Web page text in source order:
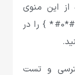
از این منوی
مخفی گوشی سامسونگ، باید کد { #*0#* } را در
و تست